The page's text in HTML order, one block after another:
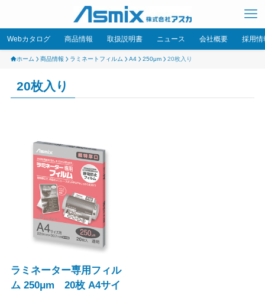
Webカタログ 商品情報 取扱説明書 ニュース 会社概要 採用情
ホーム 商品情報 ラミネートフィルム A4 250μm 20枚入り
20枚入り
ラミネーター専用フィル
ム 250μm 20枚 A4サイ